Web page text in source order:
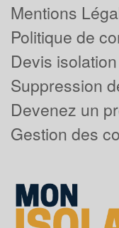
Mentions
Politique de
Devis
Suppression
Devenez un
Gestion des